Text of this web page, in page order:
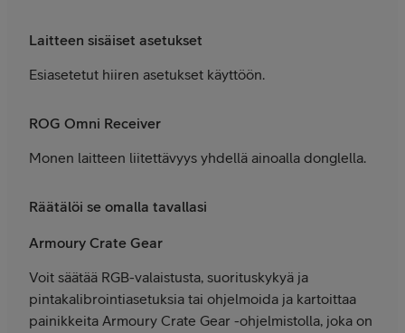
Laitteen sisäiset asetukset
Esiasetetut hiiren asetukset käyttöön.
ROG Omni Receiver
Monen laitteen liitettävyys yhdellä ainoalla donglella.
Räätälöi se omalla tavallasi
Armoury Crate Gear
Voit säätää RGB-valaistusta, suorituskykyä ja
pintakalibrointiasetuksia tai ohjelmoida ja kartoittaa
painikkeita Armoury Crate Gear -ohjelmistolla, joka on